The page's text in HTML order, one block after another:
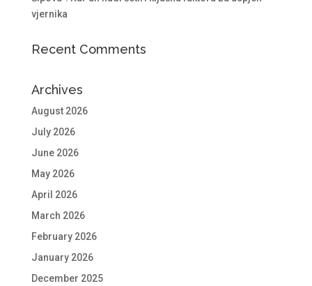
vjernika
Recent Comments
Archives
August 2026
July 2026
June 2026
May 2026
April 2026
March 2026
February 2026
January 2026
December 2025